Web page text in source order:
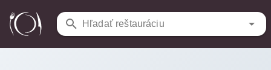
Hľadať reštauráciu
Reštaurácie /